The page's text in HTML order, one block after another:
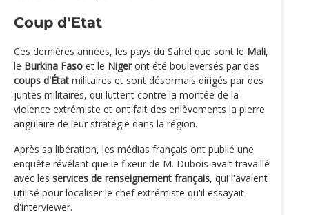
Coup d'Etat
Ces dernières années, les pays du Sahel que sont le Mali,
le Burkina Faso et le Nigeront été bouleversés par des
coups d'État militaires et sont désormais dirigés par des
juntes militaires, qui luttent contre la montée de la
violence extrémiste et ont fait des enlèvements la pierre
angulaire de leur stratégie dans la région.
Après sa libération, les médias français ont publié une
enquête révélant que le fixeur de M. Dubois avait travaillé
avec les services de renseignement français, qui l'avaient
utilisé pour localiser le chef extrémiste qu'il essayait
d'interviewer.